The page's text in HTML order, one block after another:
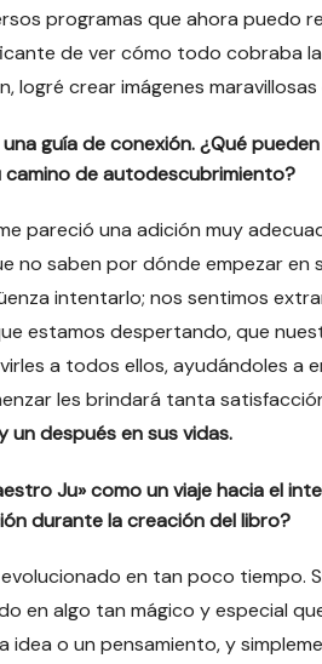
programas que ahora puedo
de ver cómo todo cobraba
logré crear imágenes
una guía de conexión. ¿Qué
camino de autodescubrimiento?
pareció una adición muy
no saben por dónde empezar
intentarlo; nos sentimos
estamos despertando, que
a todos ellos, ayudándoles a
les brindará tanta
un después en sus vidas.
Ju» como un viaje hacia el
durante la creación del libro?
en tan poco tiempo.
en algo tan mágico y especial
idea o un pensamiento, y